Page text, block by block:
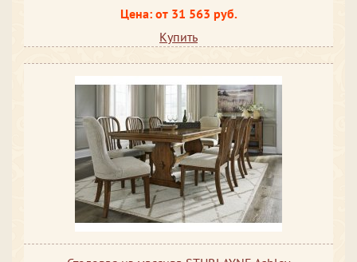
Цена: от 31 563 руб.
Купить